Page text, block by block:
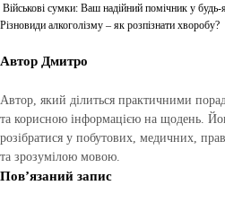
Навігація
Військові сумки: Ваш надійний помічник у
Різновиди алкоголізму – як розпізнати хворобу?
Автор Дмитро
Автор, який ділиться практичними
та корисною інформацією на щодень.
розібратися у побутових, медичних,
та зрозумілою мовою.
Пов’язаний запис